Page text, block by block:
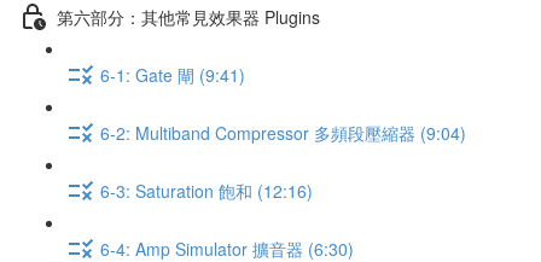
第六部分：其他常見效果器 Plugins
6-1: Gate 閘 (9:41)
6-2: Multiband Compressor 多頻段壓縮器 (9:04)
6-3: Saturation 飽和 (12:16)
6-4: Amp Simulator 擴音器 (6:30)